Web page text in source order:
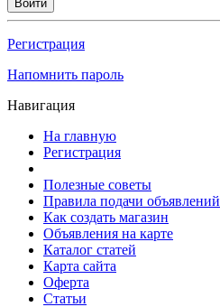
Войти
Регистрация
Напомнить пароль
Навигация
На главную
Регистрация
Полезные советы
Правила подачи объявлений
Как создать магазин
Объявления на карте
Каталог статей
Карта сайта
Оферта
Статьи